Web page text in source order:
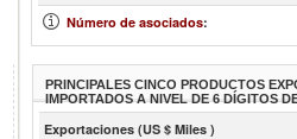
Número de asociados:
PRINCIPALES CINCO PRODUCTOS
IMPORTADOS A NIVEL DE 6 DÍGITOS
Exportaciones (US $ Miles )